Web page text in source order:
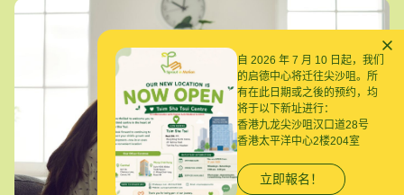
自 2026 年 7 月 10 日起，我们
的启德中心将迁往尖沙咀。所
有在此日期或之後的预约，均
将于以下新址进行：
香港九龙尖沙咀汉口道28号
香港太平洋中心2楼204室
立即報名！